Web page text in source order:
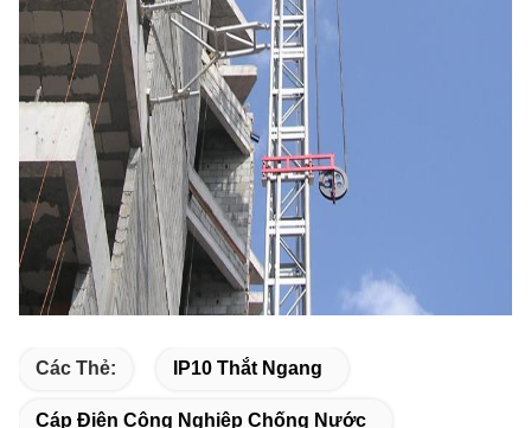
Các Thẻ: IP10 Thắt Ngang
Cáp Điện Công Nghiệp Chống Nước